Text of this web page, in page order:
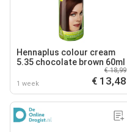
Hennaplus colour cream
5.35 chocolate brown 60ml
1 week
€ 18,99
€ 13,48